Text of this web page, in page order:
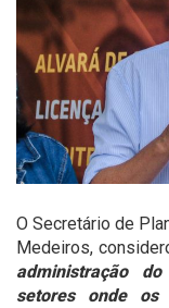
O Secretário de
Medeiros,
administração
setores onde os